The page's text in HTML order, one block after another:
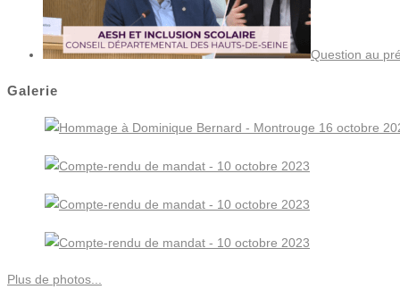
Question au
Galerie
Plus de photos...